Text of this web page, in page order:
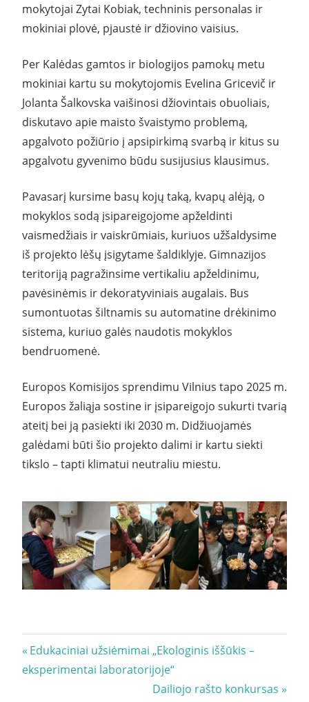
mokytojai Zytai Kobiak, techninis personalas ir
mokiniai plovė, pjaustė ir džiovino vaisius.
Per Kalėdas gamtos ir biologijos pamokų metu
mokiniai kartu su mokytojomis Evelina Gricevič ir
Jolanta Šalkovska vaišinosi džiovintais obuoliais,
diskutavo apie maisto švaistymo problemą,
apgalvoto požiūrio į apsipirkimą svarbą ir kitus su
apgalvotu gyvenimo būdu susijusius klausimus.
Pavasarį kursime basų kojų taką, kvapų alėją, o
mokyklos sodą įsipareigojome apželdinti
vaismedžiais ir vaiskrūmiais, kuriuos užšaldysime
iš projekto lėšų įsigytame šaldiklyje. Gimnazijos
teritoriją pagražinsime vertikaliu apželdinimu,
pavėsinėmis ir dekoratyviniais augalais. Bus
sumontuotas šiltnamis su automatine drėkinimo
sistema, kuriuo galės naudotis mokyklos
bendruomenė.
Europos Komisijos sprendimu Vilnius tapo 2025 m.
Europos žaliąja sostine ir įsipareigojo sukurti tvarią
ateitį bei ją pasiekti iki 2030 m. Didžiuojamės
galėdami būti šio projekto dalimi ir kartu siekti
tikslo – tapti klimatui neutraliu miestu.
Navigacija
tarp
Previous
Post:
Edukaciniai užsiėmimai „Ekologinis iššūkis –
eksperimentai laboratorijoje“
Next
Dailiojo rašto konkursas